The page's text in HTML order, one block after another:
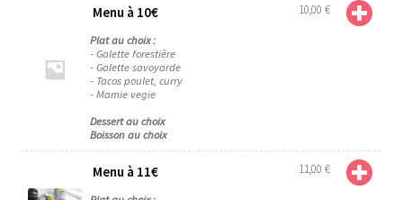
Menu à 10€
Plat au choix :
- Galette forestière
- Galette savoyarde
- Tacos poulet, curry
- Mamie vegie
Dessert au choix
Boisson au choix
10,00€
Menu à 11€ 11,00€